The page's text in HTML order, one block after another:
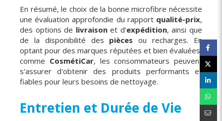
En résumé, le choix de la bonne microfibre nécessite
une évaluation approfondie du rapport qualité-prix,
des options de livraisonet d'expédition, ainsi que
de la disponibilité des pièces ou recharges. En
optant pour des marques réputées et bien évaluées,
comme CosmétiCar, les consommateurs peuvent
s'assurer d'obtenir des produits performants et
fiables pour leurs besoins de nettoyage.
Entretien et Durée de Vie